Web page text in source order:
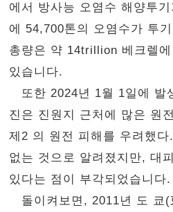
에서 방사능 오염수 해양투
에 54,700톤의 오염수가 투
총량은 약 14trillion 베크렐
있습니다.
또한 2024년 1월 1일에 발
진은 진원지 근처에 많은 원
제2 의 원전 피해를 우려했
없는 것으로 알려졌지만, 대
있다는 점이 부각되었습니다.
돌이켜보면, 2011년 도 쿄(